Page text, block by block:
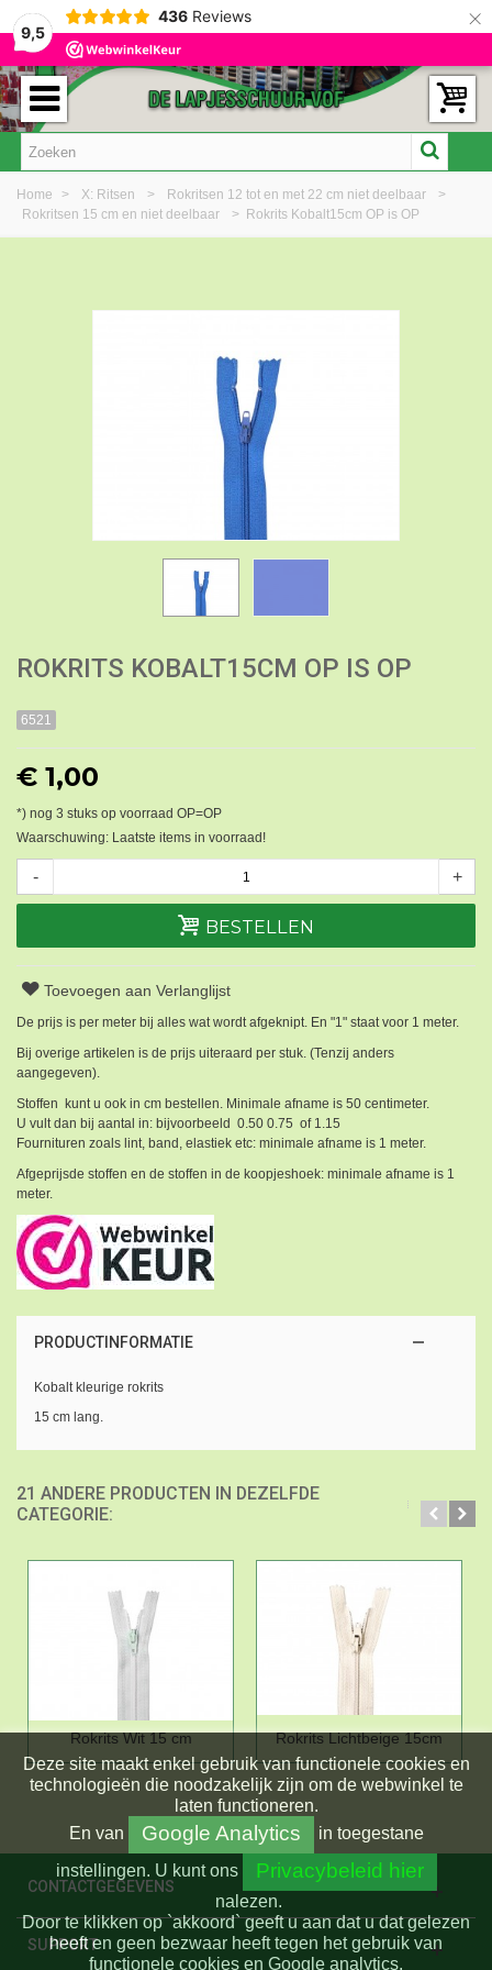
9,5
436 Reviews ×
Home > X: Ritsen > Rokritsen 12 tot en met 22 cm niet deelbaar
>
Rokritsen 15 cm en niet deelbaar
> Rokrits Kobalt15cm OP is OP
ROKRITS KOBALT15CM OP IS OP
6521
€ 1,00
*) nog 3 stuks op voorraad OP=OP
Waarschuwing: Laatste items in voorraad!
- +
BESTELLEN
Toevoegen aan Verlanglijst
De prijs is per meter bij alles wat wordt afgeknipt. En "1" staat voor 1 meter.
Bij overige artikelen is de prijs uiteraard per stuk. (Tenzij anders
aangegeven).
Stoffen kunt u ook in cm bestellen. Minimale afname is 50 centimeter.
U vult dan bij aantal in: bijvoorbeeld 0.50 0.75 of 1.15
Fournituren zoals lint, band, elastiek etc: minimale afname is 1 meter.
Afgeprijsde stoffen en de stoffen in de koopjeshoek: minimale afname is 1
meter.
PRODUCTINFORMATIE
Kobalt kleurige rokrits
15 cm lang.
21 ANDERE PRODUCTEN IN DEZELFDE
CATEGORIE:
Rokrits Wit 15 cm Rokrits Lichtbeige 15cm
CONTACTGEGEVENS
SUPPORT
Deze site maakt enkel gebruik van functionele cookies en
technologieën die noodzakelijk zijn om de webwinkel te
laten functioneren.
En van Google Analytics
in toegestane
instellingen. U kunt ons Privacybeleid hier
nalezen.
Door te klikken op `akkoord` geeft u aan dat u dat gelezen
heeft en geen bezwaar heeft tegen het gebruik van
functionele cookies en Google analytics.